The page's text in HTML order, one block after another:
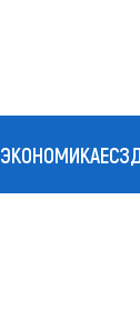
ЭКОНОМИКАЕС